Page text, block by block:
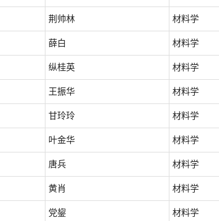
荆帅林 材料学
薛白 材料学
纵桂英 材料学
王振华 材料学
甘玲玲 材料学
叶金华 材料学
唐兵 材料学
黄肖 材料学
党鋆 材料学